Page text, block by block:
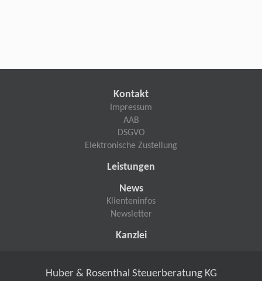
Kontakt
Impressum
AAB
DSGVO
Elektronische Zustellung
Leistungen
News
Klienteninfos
Newsletter
Kanzlei
Huber & Rosenthal Steuerberatung KG